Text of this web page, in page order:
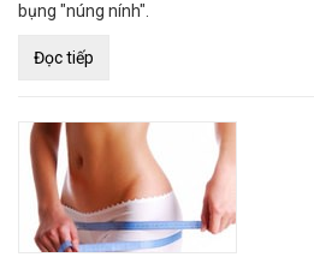
bụng "núng nính".
Đọc tiếp